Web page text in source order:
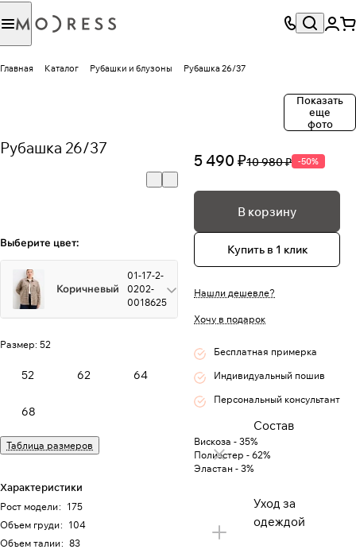
Главная Каталог Рубашки и блузоны Рубашка 26/37
Показать
еще
фото
Рубашка 26/37
Выберите цвет:
Коричневый
01-17-2-
0202-
0018625
Размер: 52
52 62 64
68
Таблица размеров
Характеристики
Рост модели: 175
Объем груди: 104
Объем талии: 83
5 490 ₽10 980 ₽ -50%
В корзину
Купить в 1 клик
Нашли дешевле?
Хочу в подарок
Бесплатная примерка
Индивидуальный пошив
Персональный консультант
Состав
Вискоза - 35%
Полиэстер - 62%
Эластан - 3%
Уход за
одеждой